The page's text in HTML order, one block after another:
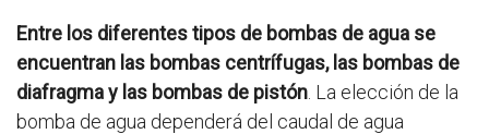
Entre los diferentes tipos de bombas de agua se
encuentran las bombas centrífugas, las bombas de
diafragma y las bombas de pistón . La elección de la
bomba de agua dependerá del caudal de agua